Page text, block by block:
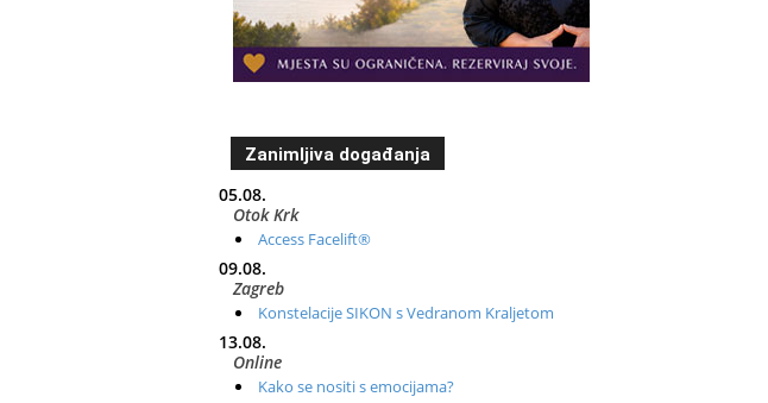
Zanimljiva događanja
05.08.
Otok Krk
Access Facelift®
09.08.
Zagreb
Konstelacije SIKON s Vedranom Kraljetom
13.08.
Online
Kako se nositi s emocijama?